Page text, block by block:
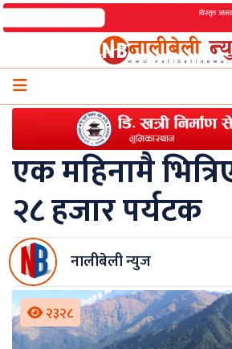
Skip
to
एक महिनामै
२८ हजार पर्यटक
नालीबेली न्युज
२३२८